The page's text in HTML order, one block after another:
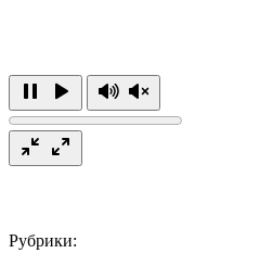
Рубрики: